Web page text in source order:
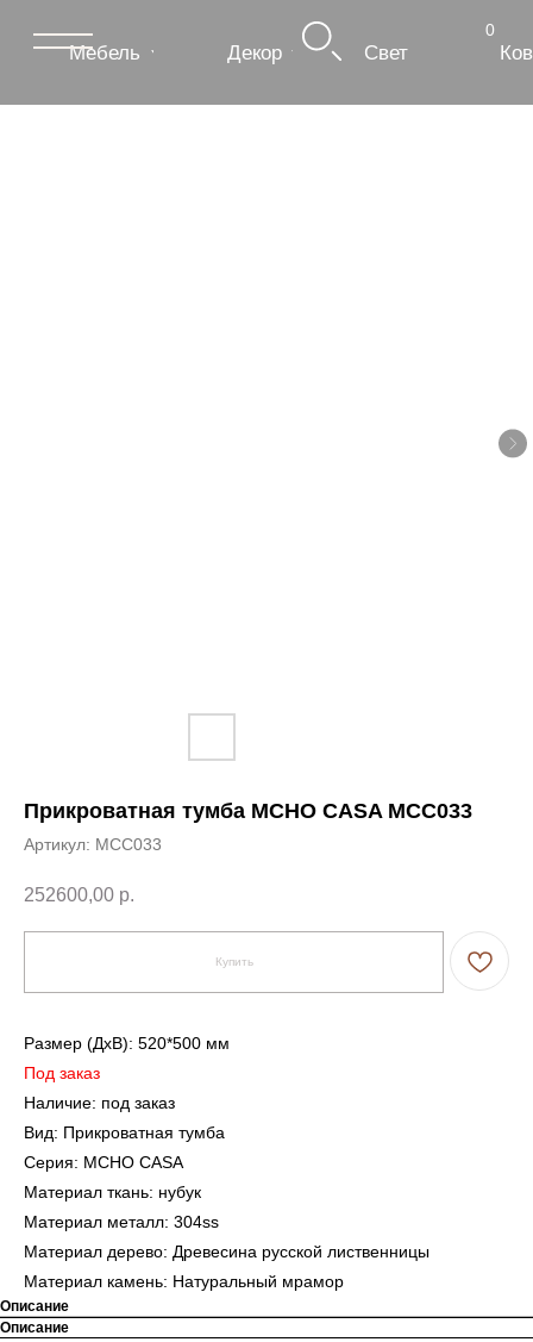
Мебель
Прикроватная тумба MCHO CASA MCC033
Артикул: MCC033
252600,00 р.
Купить
Размер (ДxВ): 520*500 мм
Под заказ
Наличие: под заказ
Вид: Прикроватная тумба
Серия: MCHO CASA
Материал ткань: нубук
Материал металл: 304ss
Материал дерево: Древесина русской лиственницы
Материал камень: Натуральный мрамор
Описание
Описание